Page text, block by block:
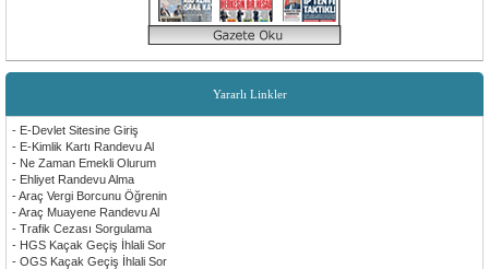
Yararlı Linkler
- E-Devlet Sitesine Giriş
- E-Kimlik Kartı Randevu Al
- Ne Zaman Emekli Olurum
- Ehliyet Randevu Alma
- Araç Vergi Borcunu Öğrenin
- Araç Muayene Randevu Al
- Trafik Cezası Sorgulama
- HGS Kaçak Geçiş İhlali Sor
- OGS Kaçak Geçiş İhlali Sor